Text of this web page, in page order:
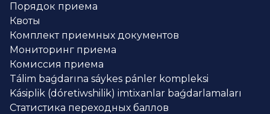
Порядок приема
Квоты
Комплект приемных документов
Мониторинг приема
Комиссия приема
Tálim baǵdarına sáykes pánler kompleksi
Kásiplik (dóretiwshilik) imtixanlar baǵdarlamaları
Статистика переходных баллов